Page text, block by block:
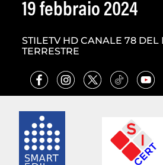
19 febbraio 2024
STILETV HD CANALE 78 DEL
TERRESTRE